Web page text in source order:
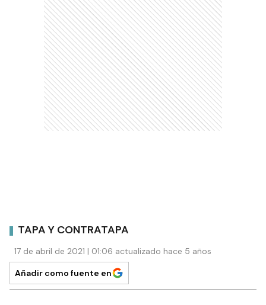
TAPA Y CONTRATAPA
17 de abril de 2021 | 01:06 actualizado hace 5 años
Añadir como fuente en